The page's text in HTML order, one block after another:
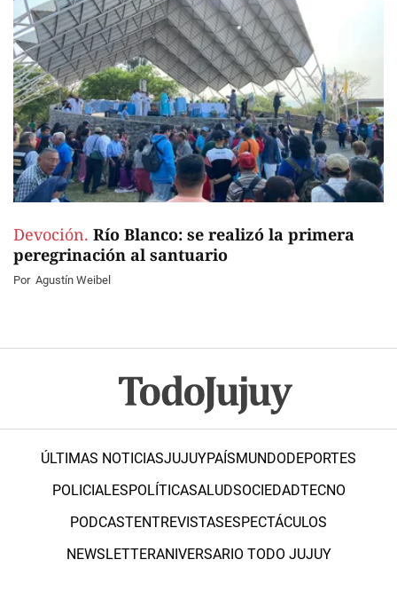
Devoción. Río Blanco: se realizó la primera
peregrinación al santuario
Por Agustín Weibel
ÚLTIMAS NOTICIASJUJUYPAÍSMUNDODEPORTES
POLICIALESPOLÍTICASALUDSOCIEDADTECNO
PODCASTENTREVISTASESPECTÁCULOS
NEWSLETTERANIVERSARIO TODO JUJUY